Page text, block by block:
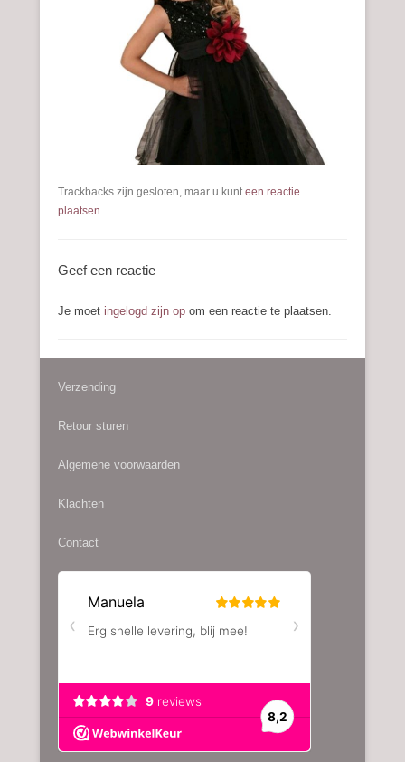
Trackbacks zijn gesloten, maar u kunteen reactie
plaatsen.
Geef een reactie
Je moet ingelogd zijn op om een reactie te plaatsen.
Verzending
Retour sturen
Algemene voorwaarden
Klachten
Contact